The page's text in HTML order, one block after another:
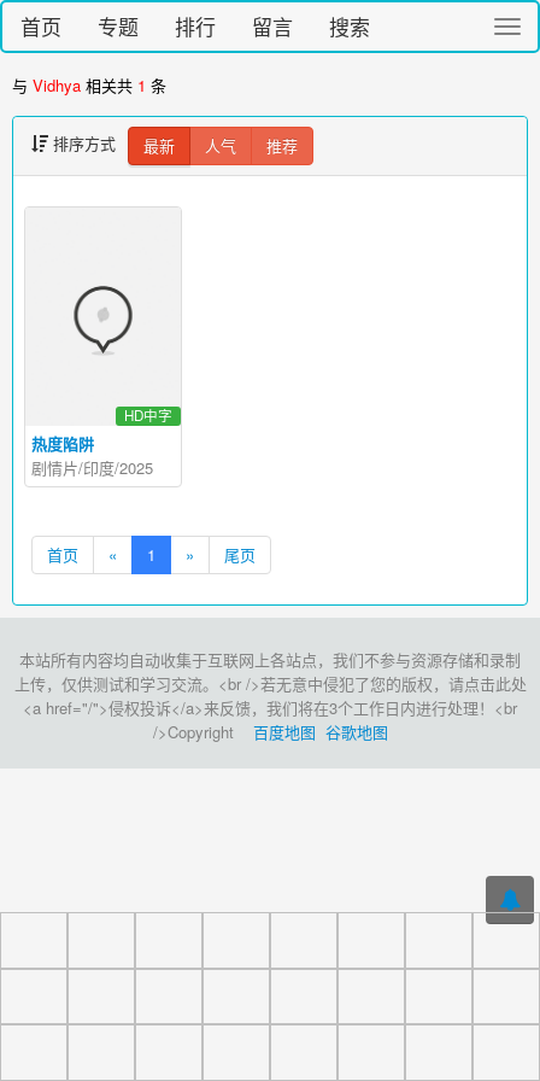
切
换
首页 专题 排行 留言 搜索
与 Vidhya 相关共 1 条
排序方式 最新 人气 推荐
热度陷阱
HD中字
剧情片/印度/2025
首页 « 1 » 尾页
本站所有内容均自动收集于互联网上各站点，我们不参与资源存储和录制
上传，仅供测试和学习交流。<br />若无意中侵犯了您的版权，请点击此处
<a href="/">侵权投诉</a>来反馈，我们将在3个工作日内进行处理！<br
/>Copyright 百度地图 谷歌地图